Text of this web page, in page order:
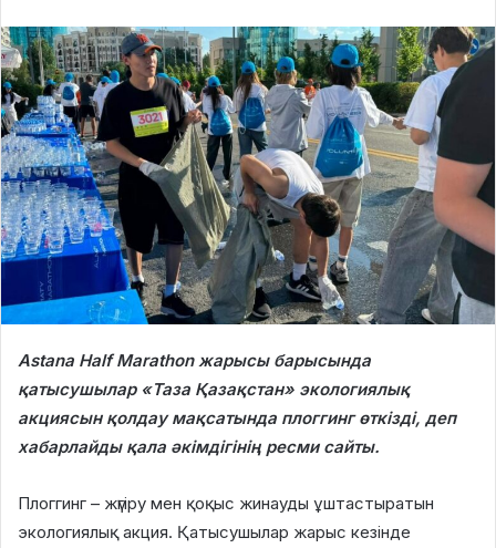
Astana Half Marathon жарысы барысында
қатысушылар «Таза Қазақстан» экологиялық
акциясын қолдау мақсатында плоггинг өткізді, деп
хабарлайды қала әкімдігінің ресми сайты.
Плоггинг – жүгіру мен қоқыс жинауды ұштастыратын
экологиялық акция. Қатысушылар жарыс кезінде